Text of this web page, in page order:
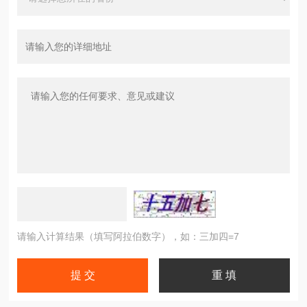
请输入计算结果（填写阿拉伯数字），如：三加四=7